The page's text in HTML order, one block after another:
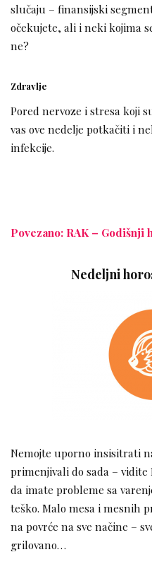
slučaju – finansijski
očekujete, ali i neki kojima
ne?
Zdravlje
Pored nervoze i stresa koji
vas ove nedelje potkačiti i
infekcije.
Povezano: RAK – Godišnji
Nedeljni
Nemojte uporno insisitrati
primenjivali do sada – vidite
da imate probleme sa
teško. Malo mesa i mesnih
na povrće na sve načine –
grilovano…